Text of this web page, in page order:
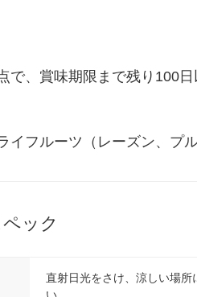
で、賞味期限まで残り100日
イフルーツ（レーズン、プ
ック
直射日光をさけ、涼しい場所